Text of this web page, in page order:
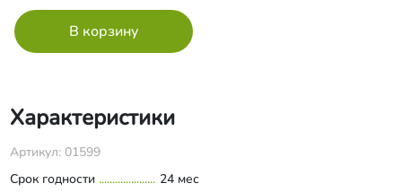
Характеристики
Артикул: 01599
Срок годности
24 мес